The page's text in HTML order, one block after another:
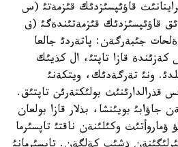
كذنئ ؤكراينانئث قاؤئپسئزدئك قئزمةتئ (س
قاؤئپسئزدئك قئزمةتئندةگئ (ف
جئبةرگةن: پاتةردئ جالعا
كةزئندة قازا تاپتئ، ال كذيئك
ونئ تةرگةدئك، ويتكةنئ
قذرالدارئنئث بولئكتةرئن تاپتئق.
جاؤابئ بويئنشا، بذلار قازا بولعان
وكئلئنةن ناقتئ تاپسئرما